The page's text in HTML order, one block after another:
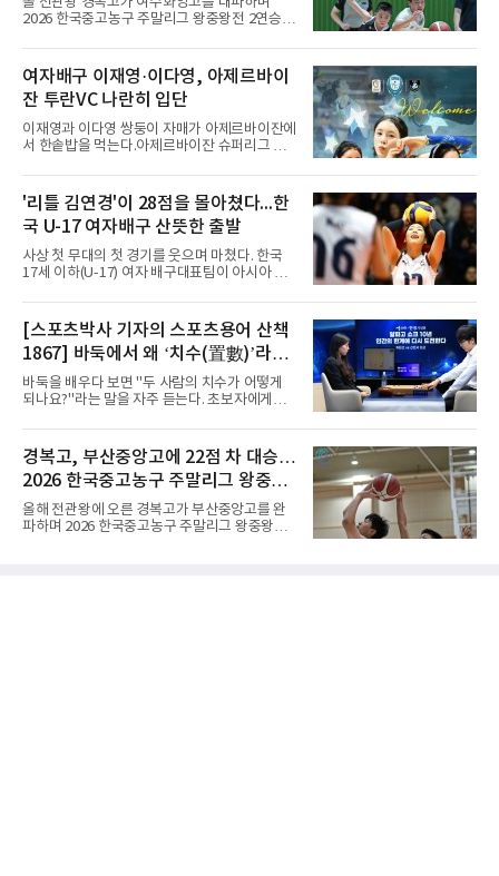
2026 한국중고농구 주말리그 왕중왕전 2연승을
7일 전남 해남 구교체육관에서 열린 대회 남고
부 H조 예선 2차전에서 박지오(26점)와 김호원
(22점)의 활약을 앞세워 여수화양고를 94-59로
완파했다. 이로써 경복고는 예선 2전 전승을 기
록하며 조 1위로 결승 토너먼트에 진출했다.경
복고는 1쿼터 초반부터 박지오의 높은 슛 성공
률을 앞세워 공격을 주도하며 24-15로 기선을
후반 들어 내·외곽에서 고른 득점포를 가동하며
점수 차를 크게 벌려 여유 있게 승
여자배구 이재영·이다영, 아제르바이
잔 투란VC 나란히 입단
이재영과 이다영 쌍둥이 자매가 아제르바이잔에
서 한솥밥을 먹는다.아제르바이잔 슈퍼리그 투
일 이다영과도 계약했다고 발표했다. 구단은 이
다영이 2026-2027시즌 투란 소속으로 활약할
예정이라고 전했다.두 선수가 국내를 떠난 것은
2021년이다. V리그 흥국생명 소속이던 당시 중
학교 시절 학교 폭력을 행사했다는 폭로가 나오
면서 한국 배구계를 등졌다.이재영의 해외 여정
은 순탄치 않았다. 2021년 말 그리스 PAOK 테
리그 빅토리아 히메지에 합류했다가 지난 5월
팀을 떠났다.이다영은 더 많은 무대를
'리틀 김연경'이 28점을 몰아쳤다...한
국 U-17 여자배구 산뜻한 출발
사상 첫 무대의 첫 경기를 웃으며 마쳤다. 한국
17세 이하(U-17) 여자 배구대표팀이 아시아 챔
전을 승리로 장식했다.이승여 감독이 이끄는 한
국은 7일(한국시간) 칠레 로스 안데스의 리세오
믹스토 체육관에서 열린 2026 국제배구연맹
(FIVB) U-17 여자 세계선수권대회 조별리그 D조
1차전에서 푸에르토리코를 3-1(25-10 25-23
19-25 26-24)로 이겼다.승리의 중심에는 '리틀
김연경'으로 불리는 아웃사이드 히터 손서연(선
다. 장수인이 11점, 최민주가 8점, 어민서가 7점
으로 힘을 보탰다.승점 3을 챙긴 한
[스포츠박사 기자의 스포츠용어 산책
1867] 바둑에서 왜 ‘치수(置數)’라고
말할까
바둑을 배우다 보면 "두 사람의 치수가 어떻게
되나요?"라는 말을 자주 듣는다. 초보자에게는
'둘 치(置)'와 '셀 수(數)'를 쓴다. '돌을 놓는 수'라
는 의미이다. 두 사람이 대등하게 승부할 수 있도
록 약한 쪽에게 미리 흑돌을 놓아주는 개수를 가
리킨다. 오늘날의 접바둑에서 말하는 '두 점', '세
점'이 바로 치수다. (본 코너 1844회 ‘왜 '접바
둑'이라 말할까’ 참조)일본어에서도 같은 한자를
사용한다. 일본에서는 ‘置き石(오키이시, 놓는
경복고, 부산중앙고에 22점 차 대승…
2026 한국중고농구 주말리그 왕중왕
전 첫 승 신고
올해 전관왕에 오른 경복고가 부산중앙고를 완
파하며 2026 한국중고농구 주말리그 왕중왕전